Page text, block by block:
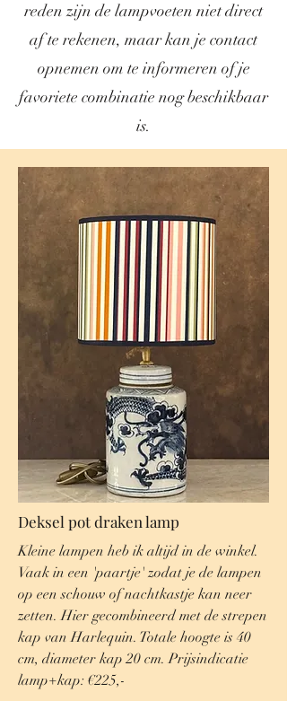
reden zijn de lampvoeten niet direct
af te rekenen, maar kan je contact
opnemen om te informeren of je
favoriete combinatie nog beschikbaar
is.
Deksel pot draken lamp
Kleine lampen heb ik altijd in de winkel.
Vaak in een 'paartje' zodat je de lampen
op een schouw of nachtkastje kan neer
zetten. Hier gecombineerd met de strepen
kap van Harlequin. Totale hoogte is 40
cm, diameter kap 20 cm. Prijsindicatie
lamp+kap: €225,-